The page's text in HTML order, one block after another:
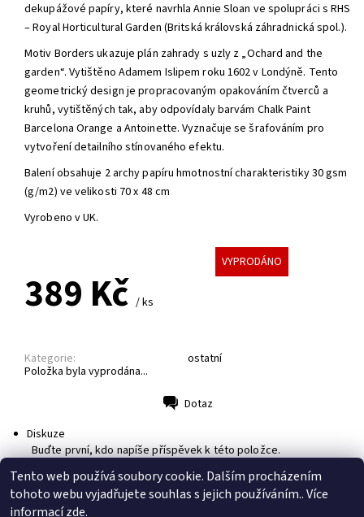
dekupážové papíry, které navrhla Annie Sloan ve spolupráci s RHS
– Royal Horticultural Garden (Britská královská záhradnická spol.).
Motiv Borders ukazuje plán zahrady s uzly z „Ochard and the
garden“. Vytištěno Adamem Islipem roku 1602 v Londýně. Tento
geometrický design je propracovaným opakováním čtverců a
kruhů, vytištěných tak, aby odpovídaly barvám Chalk Paint
Barcelona Orange a Antoinette. Vyznačuje se šrafováním pro
vytvoření detailního stínovaného efektu.
Balení obsahuje 2 archy papíru hmotnostní charakteristiky 30 gsm
(g/m2) ve velikosti 70 x 48 cm
Vyrobeno v UK.
VYPRODÁNO
389 Kč / ks
Kategorie:
ostatní
Položka byla vyprodána...
Dotaz
Diskuze
Buďte první, kdo napíše příspěvek k této položce.
Přidat komentář
Tento web používá soubory cookie. Dalším procházením
tohoto webu vyjadřujete souhlas s jejich používáním.. Více
informacízde.